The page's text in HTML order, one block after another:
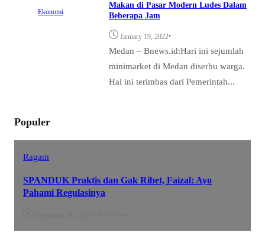
Ekonomi
Makan di Pasar Modern Ludes Dalam
Beberapa Jam
January 19, 2022•
Medan – Bnews.id:Hari ini sejumlah
minimarket di Medan diserbu warga.
Hal ini terimbas dari Pemerintah...
Populer
Ragam
SPANDUK Praktis dan Gak Ribet, Faizal: Ayo
Pahami Regulasinya